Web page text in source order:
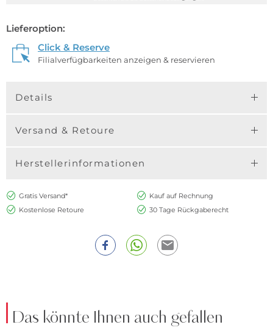
Lieferoption:
Click & Reserve
Filialverfügbarkeiten anzeigen & reservieren
Details
Versand & Retoure
Herstellerinformationen
Gratis Versand*
Kauf auf Rechnung
Kostenlose Retoure
30 Tage Rückgaberecht
Das könnte Ihnen auch gefallen